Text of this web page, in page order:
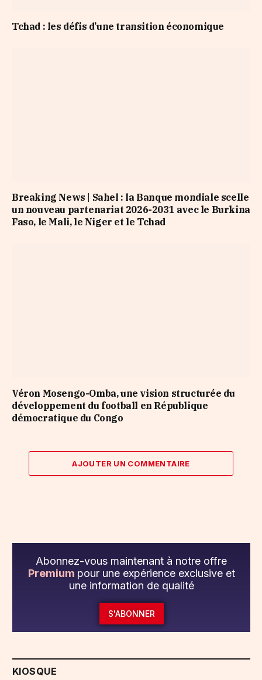
Tchad : les défis d’une transition économique
Breaking News | Sahel : la Banque mondiale scelle
un nouveau partenariat 2026-2031 avec le Burkina
Faso, le Mali, le Niger et le Tchad
Véron Mosengo-Omba, une vision structurée du
développement du football en République
démocratique du Congo
AJOUTER UN COMMENTAIRE
Abonnez-vous maintenant à notre offre
Premium pour une expérience exclusive et
une information de qualité
S'ABONNER
KIOSQUE